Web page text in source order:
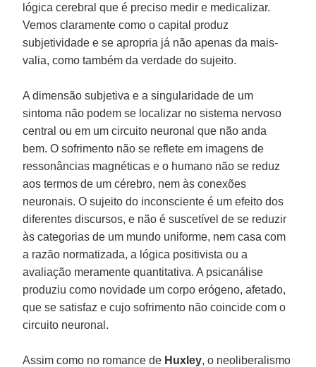
lógica cerebral que é preciso medir e medicalizar.
Vemos claramente como o capital produz
subjetividade e se apropria já não apenas da mais-
valia, como também da verdade do sujeito.
A dimensão subjetiva e a singularidade de um
sintoma não podem se localizar no sistema nervoso
central ou em um circuito neuronal que não anda
bem. O sofrimento não se reflete em imagens de
ressonâncias magnéticas e o humano não se reduz
aos termos de um cérebro, nem às conexões
neuronais. O sujeito do inconsciente é um efeito dos
diferentes discursos, e não é suscetível de se reduzir
às categorias de um mundo uniforme, nem casa com
a razão normatizada, a lógica positivista ou a
avaliação meramente quantitativa. A psicanálise
produziu como novidade um corpo erógeno, afetado,
que se satisfaz e cujo sofrimento não coincide com o
circuito neuronal.
Assim como no romance de Huxley, o neoliberalismo